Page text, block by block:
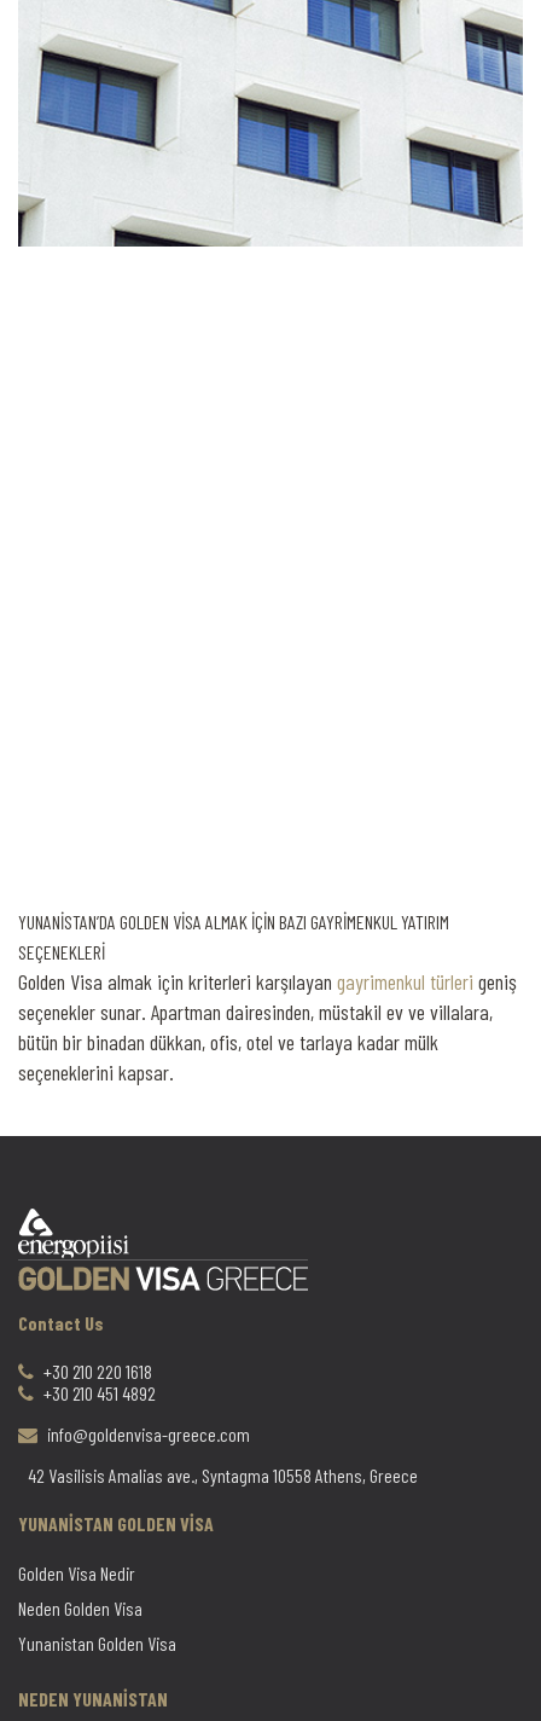
YUNANİSTAN’DA GOLDEN VİSA ALMAK İÇİN BAZI GAYRİMENKUL YATIRIM
SEÇENEKLERİ
Golden Visa almak için kriterleri karşılayan gayrimenkul türleri geniş
seçenekler sunar. Apartman dairesinden, müstakil ev ve villalara,
bütün bir binadan dükkan, ofis, otel ve tarlaya kadar mülk
seçeneklerini kapsar.
Contact Us
+30 210 220 1618
+30 210 451 4892
info@goldenvisa-greece.com
42 Vasilisis Amalias ave., Syntagma 10558 Athens, Greece
YUNANİSTAN GOLDEN VİSA
Golden Visa Nedir
Neden Golden Visa
Yunanistan Golden Visa
NEDEN YUNANİSTAN